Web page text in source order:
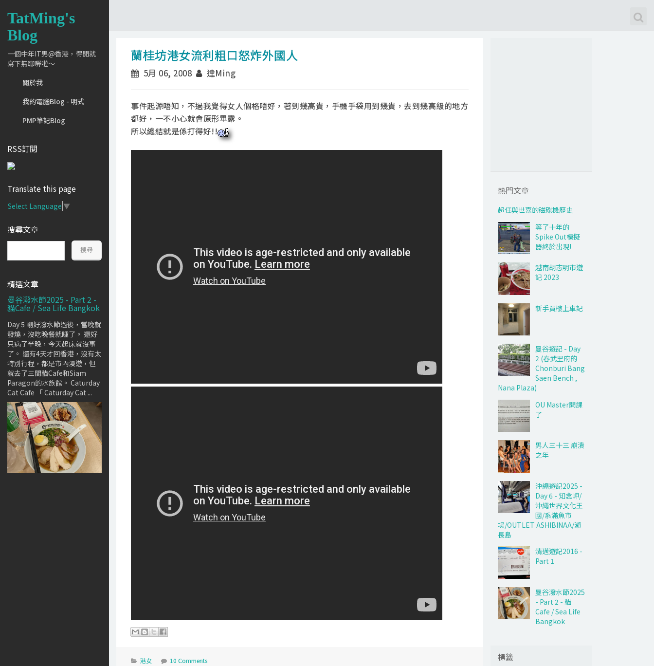
TatMing's
Blog
一個中年IT男@香港，得閒就
寫下無聊嘢啦～
關於我
我的電腦Blog - 明式
PMP筆記Blog
RSS訂閱
Translate this page
Select Language ▼
搜尋文章
精選文章
曼谷潑水節2025 - Part 2 -
貓Cafe / Sea Life Bangkok
Day 5 剛好潑水節過後，當晚就
發燒，沒吃晚餐就睡了。 還好
只病了半晚，今天起床就沒事
了。 還有4天才回香港，沒有太
特別行程，都是市內漫遊，但
就去了三間貓Cafe和Siam
Paragon的水族館。 Caturday
Cat Cafe 「 Caturday Cat ...
蘭桂坊港女流利粗口怒炸外國人
5月 06, 2008 達Ming
事件起源唔知，不過我覺得女人個格唔好，著到幾高貴，手機手袋用到幾貴，去到幾高級的地方
都好，一不小心就會原形畢露。
所以總結就是係打得好!!
港女 10 Comments
熱門文章
超任與世嘉的磁碟機歷史
等了十年的
Spike Out模擬
器終於出現!
越南胡志明市遊
記 2023
新手買樓上車記
曼谷遊記 - Day
2 (春武里府的
Chonburi Bang
Saen Bench ,
Nana Plaza)
OU Master開課
了
男人三十三 崩潰
之年
沖繩遊記2025 -
Day 6 - 知念岬/
沖繩世界文化王
國/系滿魚市
場/OUTLET ASHIBINAA/瀨
長島
清邁遊記2016 -
Part 1
曼谷潑水節2025
- Part 2 - 貓
Cafe / Sea Life
Bangkok
標籤